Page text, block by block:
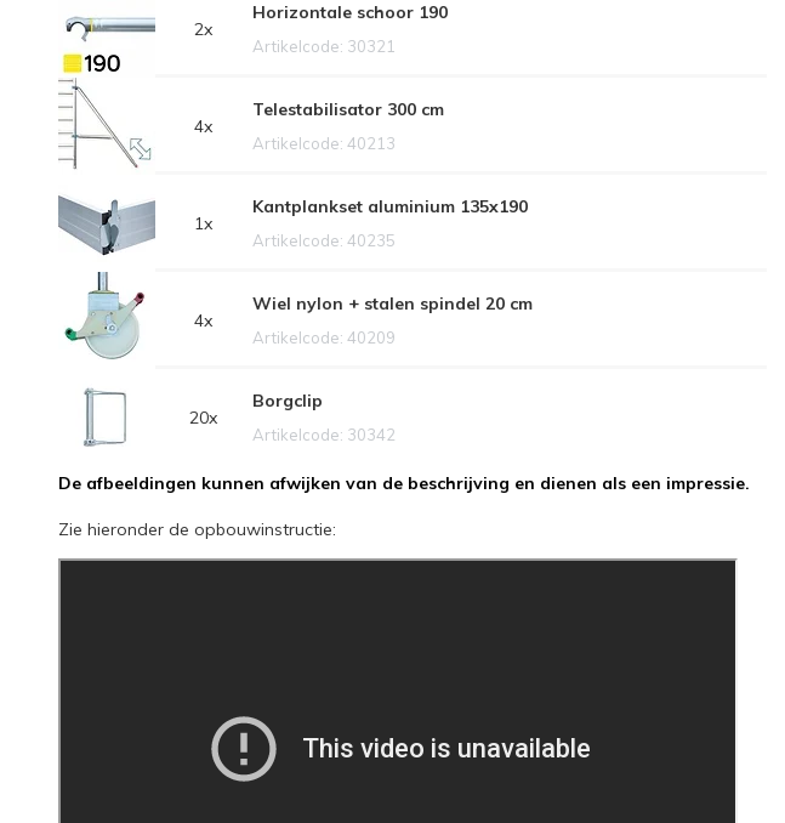
2x
Horizontale schoor 190
Artikelcode: 30321
4x
Telestabilisator 300 cm
Artikelcode: 40213
1x
Kantplankset aluminium 135x190
Artikelcode: 40235
4x
Wiel nylon + stalen spindel 20 cm
Artikelcode: 40209
20x
Borgclip
Artikelcode: 30342
De afbeeldingen kunnen afwijken van de beschrijving en dienen als een impressie.
Zie hieronder de opbouwinstructie: